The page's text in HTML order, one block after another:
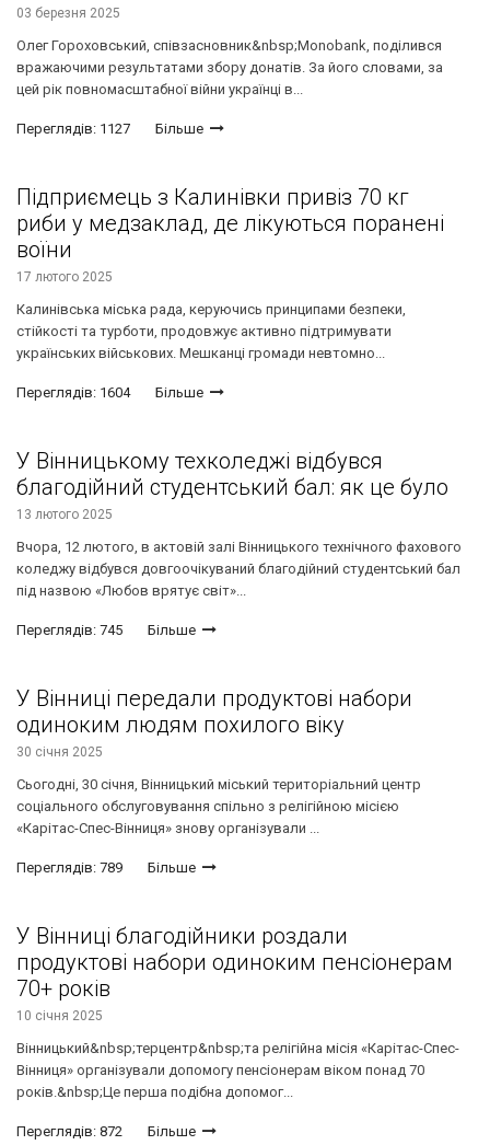
03 березня 2025
Олег Гороховський, співзасновник&nbsp;Monobank, поділився
вражаючими результатами збору донатів. За його словами, за
цей рік повномасштабної війни українці в...
Переглядів: 1127 Більше
Підприємець з Калинівки привіз 70 кг
риби у медзаклад, де лікуються поранені
воїни
17 лютого 2025
Калинівська міська рада, керуючись принципами безпеки,
стійкості та турботи, продовжує активно підтримувати
українських військових. Мешканці громади невтомно...
Переглядів: 1604 Більше
У Вінницькому техколеджі відбувся
благодійний студентський бал: як це було
13 лютого 2025
Вчора, 12 лютого, в актовій залі Вінницького технічного фахового
коледжу відбувся довгоочікуваний благодійний студентський бал
під назвою «Любов врятує світ»...
Переглядів: 745 Більше
У Вінниці передали продуктові набори
одиноким людям похилого віку
30 січня 2025
Сьогодні, 30 січня, Вінницький міський територіальний центр
соціального обслуговування спільно з релігійною місією
«Карітас-Спес-Вінниця» знову організували ...
Переглядів: 789 Більше
У Вінниці благодійники роздали
продуктові набори одиноким пенсіонерам
70+ років
10 січня 2025
Вінницький&nbsp;терцентр&nbsp;та релігійна місія «Карітас-Спес-
Вінниця» організували допомогу пенсіонерам віком понад 70
років.&nbsp;Це перша подібна допомог...
Переглядів: 872 Більше